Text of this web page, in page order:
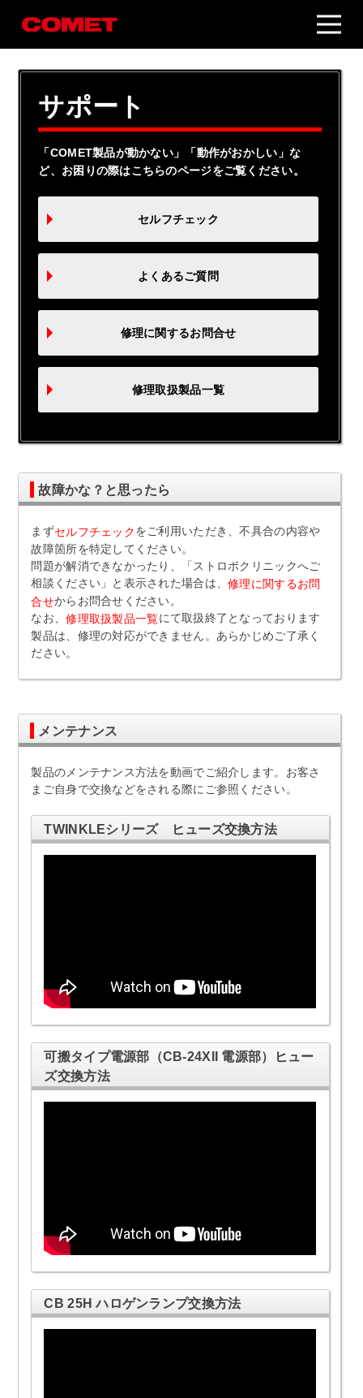
サポート
「COMET製品が動かない」「動作がおかしい」な
ど、お困りの際はこちらのページをご覧ください。
セルフチェック
よくあるご質問
修理に関するお問合せ
修理取扱製品一覧
故障かな？と思ったら
まずセルフチェックをご利用いただき、不具合の内容や
故障箇所を特定してください。
問題が解消できなかったり、「ストロボクリニックへご
相談ください」と表示された場合は、修理に関するお問
合せからお問合せください。
なお、修理取扱製品一覧にて取扱終了となっております
製品は、修理の対応ができません。あらかじめご了承く
ださい。
メンテナンス
製品のメンテナンス方法を動画でご紹介します。お客さ
まご自身で交換などをされる際にご参照ください。
TWINKLEシリーズ ヒューズ交換方法
可搬タイプ電源部（CB-24XII 電源部）ヒュー
ズ交換方法
CB 25H ハロゲンランプ交換方法